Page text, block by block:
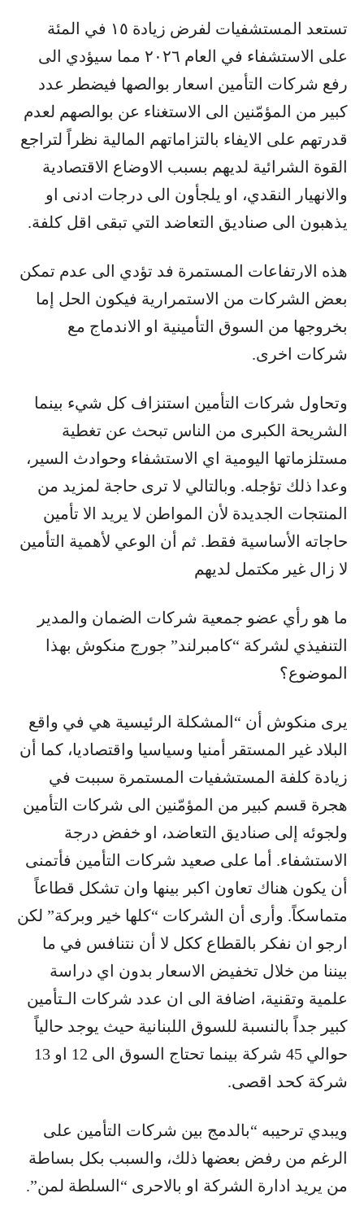
تستعد المستشفيات لفرض زيادة ١٥ في المئة
على الاستشفاء في العام ٢٠٢٦ مما سيؤدي الى
رفع شركات التأمين اسعار بوالصها فيضطر عدد
كبير من المؤمّنين الى الاستغناء عن بوالصهم لعدم
قدرتهم على الايفاء بالتزاماتهم المالية نظراً لتراجع
القوة الشرائية لديهم بسبب الاوضاع الاقتصادية
والانهيار النقدي، او يلجأون الى درجات ادنى او
يذهبون الى صناديق التعاضد التي تبقى اقل كلفة.
هذه الارتفاعات المستمرة فد تؤدي الى عدم تمكن
بعض الشركات من الاستمرارية فيكون الحل إما
بخروجها من السوق التأمينية او الاندماج مع
شركات اخرى.
وتحاول شركات التأمين استنزاف كل شيء بينما
الشريحة الكبرى من الناس تبحث عن تغطية
مستلزماتها اليومية اي الاستشفاء وحوادث السير،
وعدا ذلك تؤجله. وبالتالي لا ترى حاجة لمزيد من
المنتجات الجديدة لأن المواطن لا يريد الا تأمين
حاجاته الأساسية فقط. ثم أن الوعي لأهمية التأمين
لا زال غير مكتمل لديهم
ما هو رأي عضو جمعية شركات الضمان والمدير
التنفيذي لشركة “كامبرلند” جورج منكوش بهذا
الموضوع؟
يرى منكوش أن “المشكلة الرئيسية هي في واقع
البلاد غير المستقر أمنيا وسياسيا واقتصاديا، كما أن
زيادة كلفة المستشفيات المستمرة سببت في
هجرة قسم كبير من المؤمّنين الى شركات التأمين
ولجوئه إلى صناديق التعاضد، او خفض درجة
الاستشفاء. أما على صعيد شركات التأمين فأتمنى
أن يكون هناك تعاون اكبر بينها وان تشكل قطاعاً
متماسكاً. وأرى أن الشركات “كلها خير وبركة” لكن
ارجو ان نفكر بالقطاع ككل لا أن نتنافس في ما
بيننا من خلال تخفيض الاسعار بدون اي دراسة
علمية وتقنية، اضافة الى ان عدد شركات الـتأمين
كبير جداً بالنسبة للسوق اللبنانية حيث يوجد حالياً
حوالي 45 شركة بينما تحتاج السوق الى 12 او 13
شركة كحد اقصى.
ويبدي ترحيبه “بالدمج بين شركات التأمين على
الرغم من رفض بعضها ذلك، والسبب بكل بساطة
من يريد ادارة الشركة او بالاحرى “السلطة لمن”.